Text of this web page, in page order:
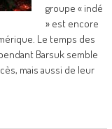
groupe « indé
» est encore
Le temps des
Barsuk semble
mais aussi de leur